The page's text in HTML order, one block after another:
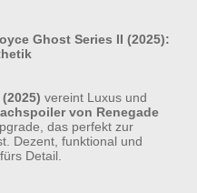
Ghost Series II (2025):
vereint Luxus und
von Renegade
das perfekt zur
Dezent, funktional und
Detail.